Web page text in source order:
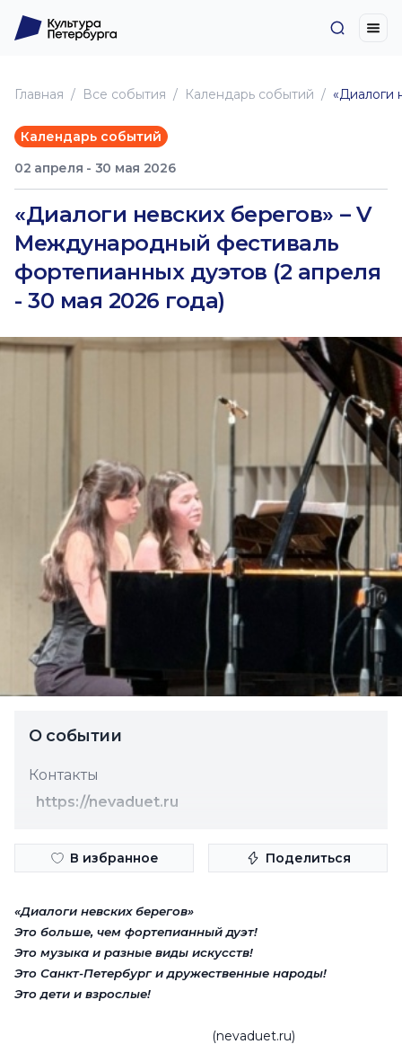
Главная Все события Календарь событий «Диалоги
Календарь событий
02 апреля - 30 мая 2026
«Диалоги невских берегов» – V
Международный фестиваль
фортепианных дуэтов (2 апреля
- 30 мая 2026 года)
О событии
Контакты
https://nevaduet.ru
В избранное Поделиться
«Диалоги невских берегов»
Это больше, чем фортепианный дуэт!
Это музыка и разные виды искусств!
Это Санкт-Петербург и дружественные народы!
Это дети и взрослые!
(nevaduet.ru)